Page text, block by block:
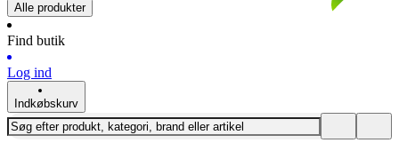
Alle produkter
Find butik
Log ind
Indkøbskurv